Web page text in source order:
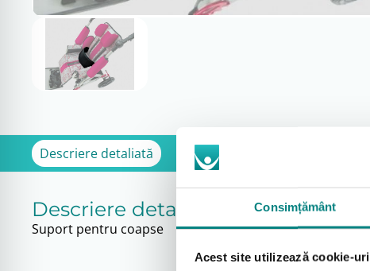
Consimțământ
Acest site utilizează cookie-uri
Descriere detaliată
Descriere detaliată
Suport pentru coapse